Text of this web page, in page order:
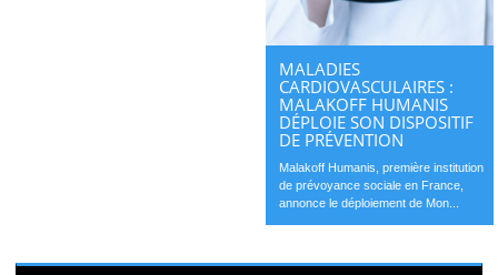
MALADIES
CARDIOVASCULAIRES :
MALAKOFF HUMANIS
DÉPLOIE SON DISPOSITIF
DE PRÉVENTION
Malakoff Humanis, première institution
de prévoyance sociale en France,
annonce le déploiement de Mon...